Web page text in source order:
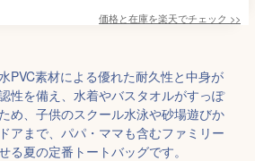
価格と在庫を楽天でチェック >>
PVC素材による優れた耐久性と中身が
性を備え、水着やバスタオルがすっぽ
め、子供のスクール水泳や砂場遊びか
アまで、パパ・ママも含むファミリー
る夏の定番トートバッグです。